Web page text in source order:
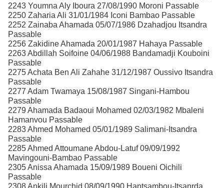
2243 Youmna Aly Iboura 27/08/1990 Moroni Passable
2250 Zaharia Ali 31/01/1984 Iconi Bambao Passable
2252 Zainaba Ahamada 05/07/1986 Dzahadjou Itsandra
Passable
2256 Zakidine Ahamada 20/01/1987 Hahaya Passable
2263 Abdillah Soifoine 04/06/1988 Bandamadji Kouboini
Passable
2275 Achata Ben Ali Zahahe 31/12/1987 Oussivo Itsandra
Passable
2277 Adam Twamaya 15/08/1987 Singani-Hambou
Passable
2279 Ahamada Badaoui Mohamed 02/03/1982 Mbaleni
Hamanvou Passable
2283 Ahmed Mohamed 05/01/1989 Salimani-Itsandra
Passable
2285 Ahmed Attoumane Abdou-Latuf 09/09/1992
Mavingouni-Bambao Passable
2305 Anissa Ahamada 15/09/1989 Boueni Oichili
Passable
2308 Ankili Mourchid 08/09/1990 Hantsambou-Itsanrda